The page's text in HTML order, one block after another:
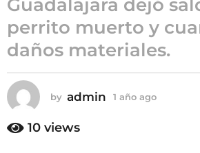
ñ
o
a
o
Guadalajara dejó
perrito muerto y
daños materiales.
by admin 1 año ago
10 views